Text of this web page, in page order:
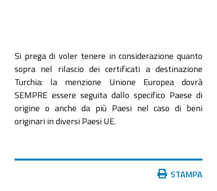
Si prega di voler tenere in considerazione quanto
sopra nel rilascio dei certificati a destinazione
Turchia: la menzione Unione Europea dovrà
SEMPRE essere seguita dallo specifico Paese di
origine o anche da più Paesi nel caso di beni
originari in diversi Paesi UE.
STAMPA